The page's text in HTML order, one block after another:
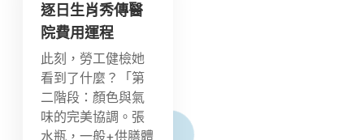
逐日生肖秀傳醫
院費用運程
此刻，勞工健檢她
看到了什麼？「第
二階段：顏色與氣
味的完美協調。張
水瓶，一般+供膳體